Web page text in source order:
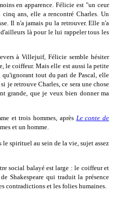
en apparence. Félicie est "un ceur
ans, elle a rencontré Charles. Un
Il n'a jamais pu la retrouver. Elle n'a
là pour le lui rappeler tous les
à Villejuif, Félicie semble hésiter
le coiffeur. Mais elle est aussi la petite
qu'ignorant tout du pari de Pascal, elle
je retrouve Charles, ce sera une chose
grande, que je veux bien donner ma
et trois hommes, après Le conte de
et un homme.
le spirituel au sein de la vie, sujet assez
social balayé est large : le coiffeur et
Shakespeare qui traduit la présence
contradictions et les folies humaines.